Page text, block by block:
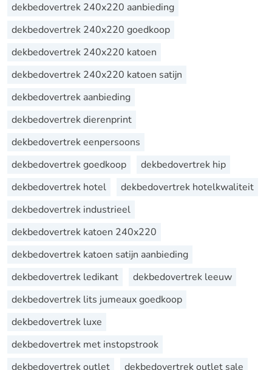
dekbedovertrek 240x220 aanbieding
dekbedovertrek 240x220 goedkoop
dekbedovertrek 240x220 katoen
dekbedovertrek 240x220 katoen satijn
dekbedovertrek aanbieding
dekbedovertrek dierenprint
dekbedovertrek eenpersoons
dekbedovertrek goedkoop
dekbedovertrek hip
dekbedovertrek hotel
dekbedovertrek hotelkwaliteit
dekbedovertrek industrieel
dekbedovertrek katoen 240x220
dekbedovertrek katoen satijn aanbieding
dekbedovertrek ledikant
dekbedovertrek leeuw
dekbedovertrek lits jumeaux goedkoop
dekbedovertrek luxe
dekbedovertrek met instopstrook
dekbedovertrek outlet
dekbedovertrek outlet sale